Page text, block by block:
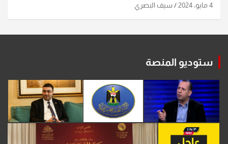
4 مايو، 2024 سيف البصري
ستوديو المنصة